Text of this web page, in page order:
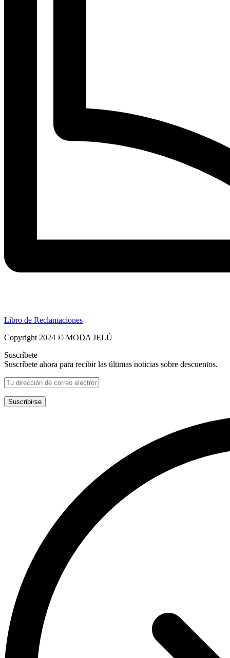
Libro de Reclamaciones
Copyright 2024 © MODA JELÚ
Suscríbete
Suscríbete ahora para recibir las últimas noticias sobre descuentos.